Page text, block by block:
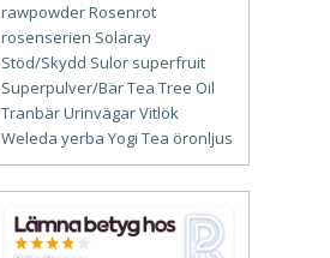
rawpowderRosenrot
rosenserien Solaray
Stöd/Skydd Sulor superfruit
Superpulver/BärTea Tree Oil
TranbärUrinvägarVitlök
Weleda yerba Yogi Tea öronljus